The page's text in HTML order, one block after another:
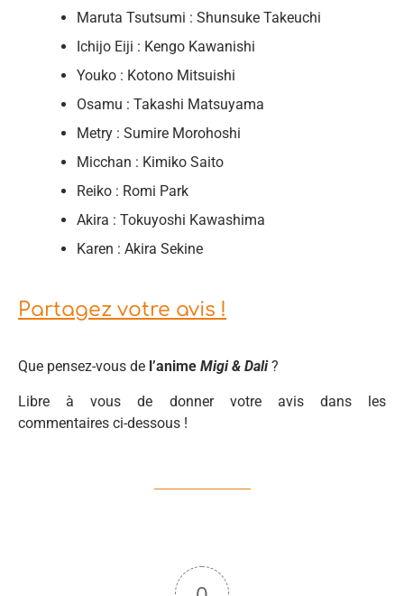
Maruta Tsutsumi : Shunsuke Takeuchi
Ichijo Eiji : Kengo Kawanishi
Youko : Kotono Mitsuishi
Osamu : Takashi Matsuyama
Metry : Sumire Morohoshi
Micchan : Kimiko Saito
Reiko : Romi Park
Akira : Tokuyoshi Kawashima
Karen : Akira Sekine
Partagez votre avis !
Que pensez-vous de l’anime Migi & Dali?
Libre à vous de donner votre avis dans les
commentaires ci-dessous !